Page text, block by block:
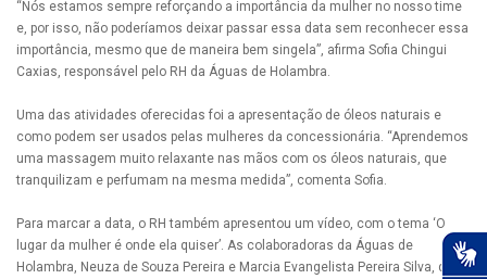
“Nós estamos sempre reforçando a importância da mulher no nosso time
e, por isso, não poderíamos deixar passar essa data sem reconhecer essa
importância, mesmo que de maneira bem singela”, afirma Sofia Chingui
Caxias, responsável pelo RH da Águas de Holambra.
Uma das atividades oferecidas foi a apresentação de óleos naturais e
como podem ser usados pelas mulheres da concessionária. “Aprendemos
uma massagem muito relaxante nas mãos com os óleos naturais, que
tranquilizam e perfumam na mesma medida”, comenta Sofia.
Para marcar a data, o RH também apresentou um vídeo, com o tema ‘O
lugar da mulher é onde ela quiser’. As colaboradoras da Águas de
Holambra, Neuza de Souza Pereira e Marcia Evangelista Pereira Silva, que